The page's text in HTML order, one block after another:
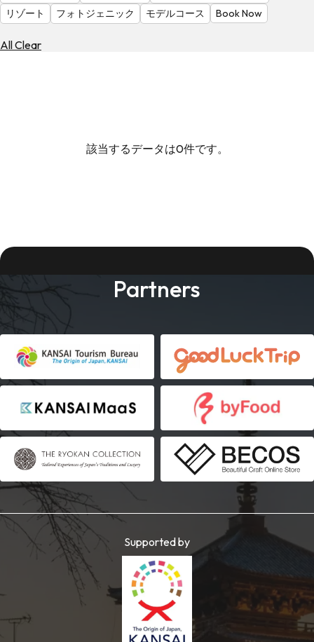
リゾート
フォトジェニック モデルコース Book Now
All Clear
該当するデータは0件です。
Partners
Supported by